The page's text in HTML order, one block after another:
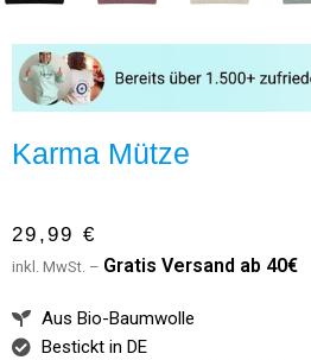
Karma Mütze
29,99 €
inkl. MwSt. – Gratis Versand ab 40€
Aus Bio-Baumwolle
Bestickt in DE